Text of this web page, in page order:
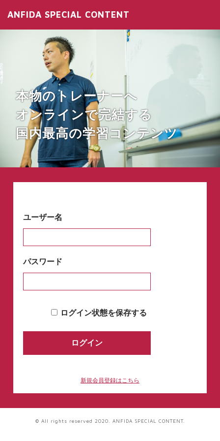
ANFIDA SPECIAL CONTENT
本物のトレーナーへ
オンラインで完結する
国内最高の学習コンテンツ
ユーザー名
パスワード
ログイン状態を保存する
新規会員登録はこちら
© All rights reserved 2020. ANFIDA SPECIAL CONTENT.